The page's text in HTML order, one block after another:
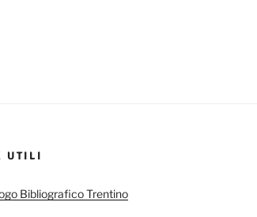
UTILI
Bibliografico Trentino